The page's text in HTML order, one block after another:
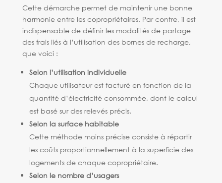
Cette démarche permet de maintenir une bonne
harmonie entre les copropriétaires. Par contre, il est
indispensable de définir les modalités de partage
des frais liés à l’utilisation des bornes de recharge,
que voici :
Selon l’utilisation individuelle
Chaque utilisateur est facturé en fonction de la
quantité d’électricité consommée, dont le calcul
est basé sur des relevés précis.
Selon la surface habitable
Cette méthode moins précise consiste à répartir
les coûts proportionnellement à la superficie des
logements de chaque copropriétaire.
Selon le nombre d’usagers